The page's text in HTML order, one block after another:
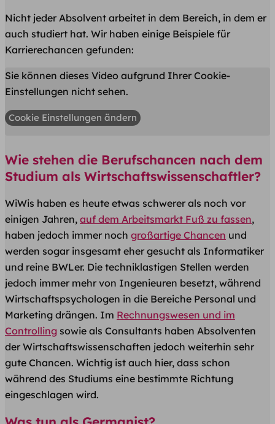
Nicht jeder Absolvent arbeitet in dem Bereich, in dem er
auch studiert hat. Wir haben einige Beispiele für
Karrierechancen gefunden:
Sie können dieses Video aufgrund Ihrer Cookie-
Einstellungen nicht sehen.
Cookie Einstellungen ändern
Wie stehen die Berufschancen nach dem
Studium als Wirtschaftswissenschaftler?
WiWis haben es heute etwas schwerer als noch vor
einigen Jahren, auf dem Arbeitsmarkt Fuß zu fassen,
haben jedoch immer noch großartige Chancen und
werden sogar insgesamt eher gesucht als Informatiker
und reine BWLer. Die techniklastigen Stellen werden
jedoch immer mehr von Ingenieuren besetzt, während
Wirtschaftspsychologen in die Bereiche Personal und
Marketing drängen. Im Rechnungswesen und im
Controlling sowie als Consultants haben Absolventen
der Wirtschaftswissenschaften jedoch weiterhin sehr
gute Chancen. Wichtig ist auch hier, dass schon
während des Studiums eine bestimmte Richtung
eingeschlagen wird.